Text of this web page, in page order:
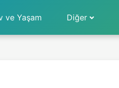
ve Yaşam Diğer